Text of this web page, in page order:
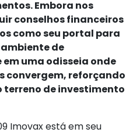
Embora nos
conselhos financeiros
como seu portal para
de
uma odisseia onde
convergem, reforçando
terreno de investimento
Imovax está em seu